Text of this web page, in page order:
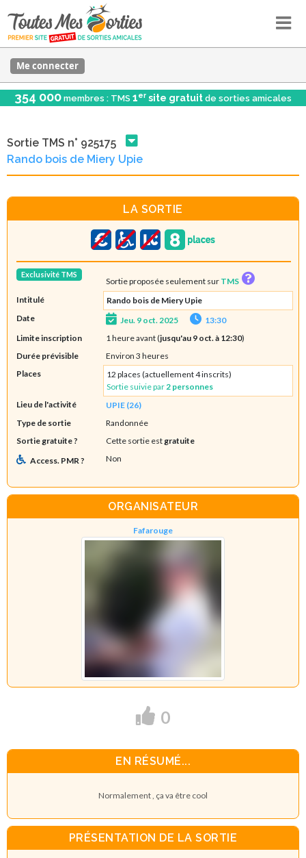
Me connecter
354 000 membres : TMS 1er site gratuit de sorties amicales
Sortie TMS n° 925175
Rando bois de Miery Upie
LA SORTIE
Exclusivité TMS
Sortie proposée seulement sur TMS
Intitulé
Rando bois de Miery Upie
Date
Jeu. 9 oct. 2025
13:30
Limite inscription
1 heure avant (jusqu'au 9 oct. à 12:30)
Durée prévisible
Environ 3 heures
Places
12 places (actuellement 4 inscrits)
Sortie suivie par 2 personnes
Lieu de l'activité
UPIE (26)
Type de sortie
Randonnée
Sortie gratuite ?
Cette sortie est gratuite
Access. PMR ?
Non
ORGANISATEUR
Fafarouge
0
EN RÉSUMÉ...
Normalement , ça va être cool
PRÉSENTATION DE LA SORTIE